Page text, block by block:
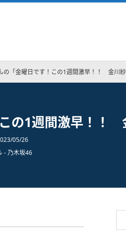
の「金曜日です！この1週間激早！！ 金川紗
の1週間激早！！
05/26
- 乃木坂46